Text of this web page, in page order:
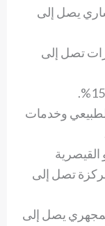
يصل إلى
تصل إلى
وخدمات
القيصرية
تصل إلى
يصل إلى